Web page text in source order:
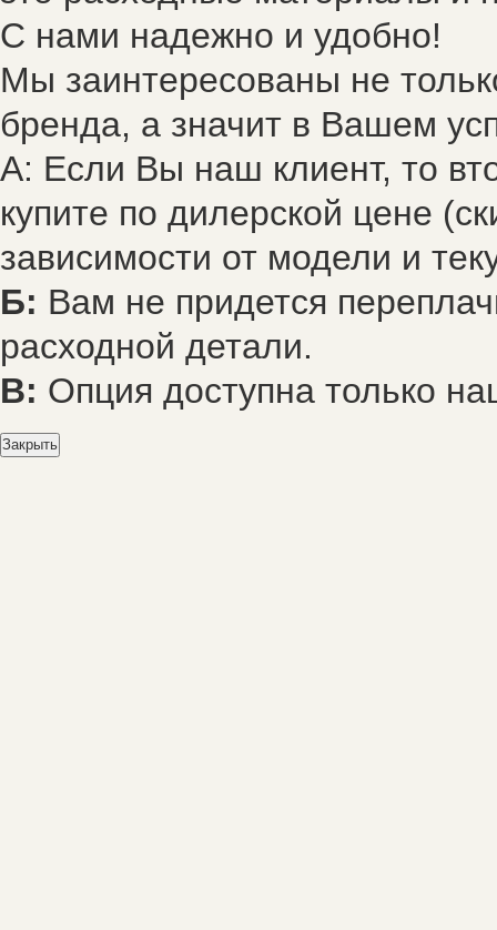
С нами надежно и удобно!
Мы заинтересованы не
бренда, а значит в Вашем
А: Если Вы наш клиент, то
купите по дилерской цене
зависимости от модели и
Б: Вам не придется
расходной детали.
В: Опция доступна только
Закрыть